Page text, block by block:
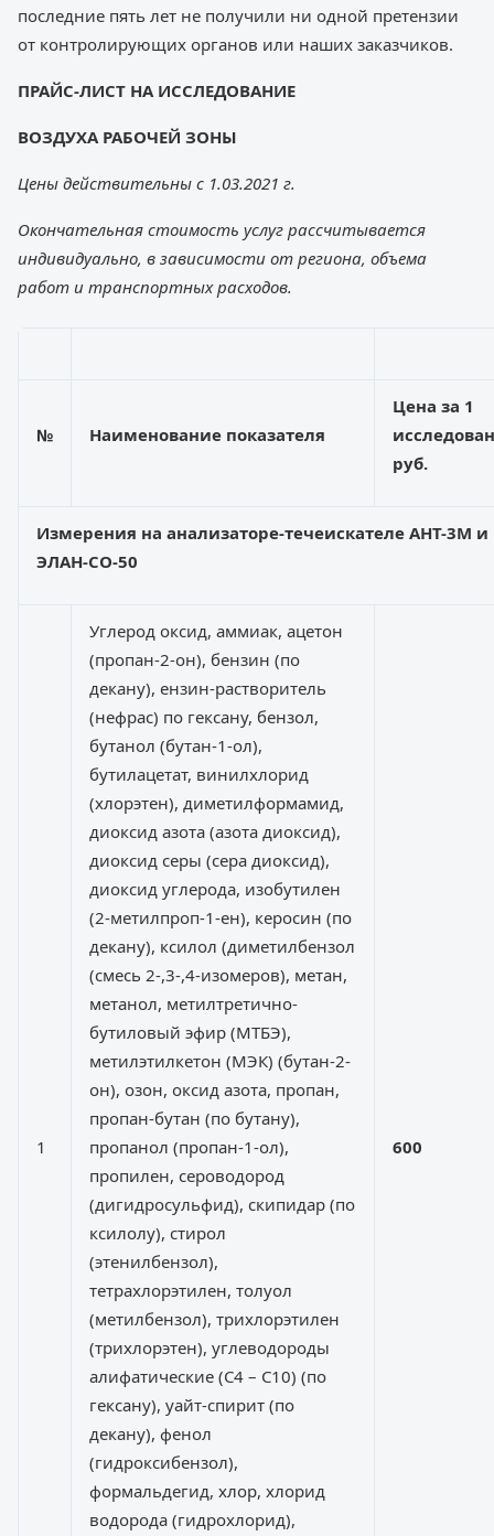
последние пять лет не получили ни одной претензии
от контролирующих органов или наших заказчиков.
ПРАЙС-ЛИСТ НА ИССЛЕДОВАНИЕ
ВОЗДУХА РАБОЧЕЙ ЗОНЫ
Цены действительны с 1.03.2021 г.
Окончательная стоимость услуг рассчитывается
индивидуально, в зависимости от региона, объема
работ и транспортных расходов.
№ Наименование показателя
Цена за 1
руб.
Измерения на анализаторе-течеискателе АНТ-3М и
ЭЛАН-СО-50
1
Углерод оксид, аммиак, ацетон
(пропан-2-он), бензин (по
декану), ензин-растворитель
(нефрас) по гексану, бензол,
бутанол (бутан-1-ол),
бутилацетат, винилхлорид
(хлорэтен), диметилформамид,
диоксид азота (азота диоксид),
диоксид серы (сера диоксид),
диоксид углерода, изобутилен
(2-метилпроп-1-ен), керосин (по
декану), ксилол (диметилбензол
(смесь 2-,3-,4-изомеров), метан,
метанол, метилтретично-
бутиловый эфир (МТБЭ),
метилэтилкетон (МЭК) (бутан-2-
он), озон, оксид азота, пропан,
пропан-бутан (по бутану),
пропанол (пропан-1-ол),
пропилен, сероводород
(дигидросульфид), скипидар (по
ксилолу), стирол
(этенилбензол),
тетрахлорэтилен, толуол
(метилбензол), трихлорэтилен
(трихлорэтен), углеводороды
алифатические (C4 – C10) (по
гексану), уайт-спирит (по
декану), фенол
(гидроксибензол),
формальдегид, хлор, хлорид
водорода (гидрохлорид),
600